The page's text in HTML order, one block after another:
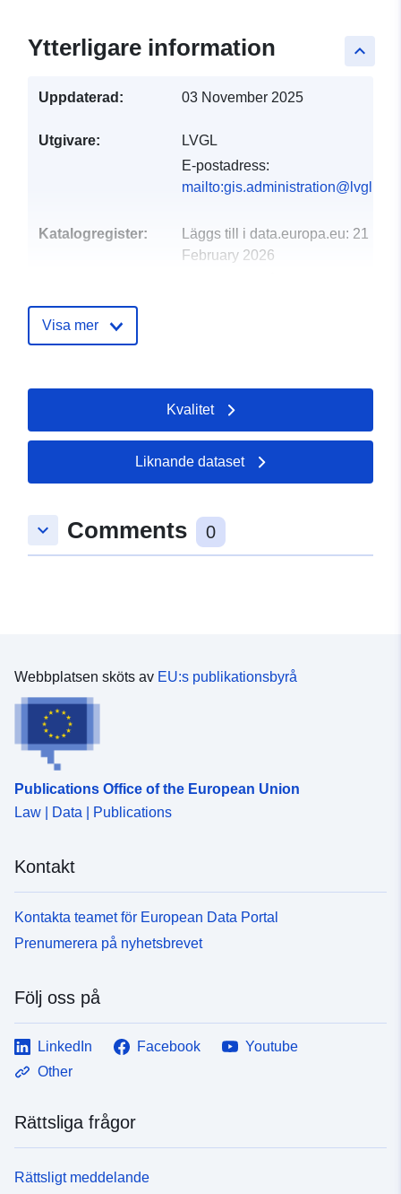
keyboard_arrow_up
Ytterligare information
Uppdaterad: 03 November 2025
Utgivare:
LVGL
E-postadress:
Katalogregister: Läggs till i data.europa.eu: 21
February 2026
Spatial:
49.512546 ], [ 6.743512,
49.510186 ], [ 6.737578,
49.510186 ], [ 6.737578,
49.512546 ] ]
Typ: Polygon
Rumslig resurs:
Visa mer
Kvalitet
Liknande dataset
keyboard_arrow_down Comments 0
Webbplatsen sköts av EU:s publikationsbyrå
Publications Office of the European Union
Law | Data | Publications
Kontakt
Kontakta teamet för European Data Portal
Prenumerera på nyhetsbrevet
Följ oss på
LinkedIn Facebook
Youtube
Other
Rättsliga frågor
Rättsligt meddelande